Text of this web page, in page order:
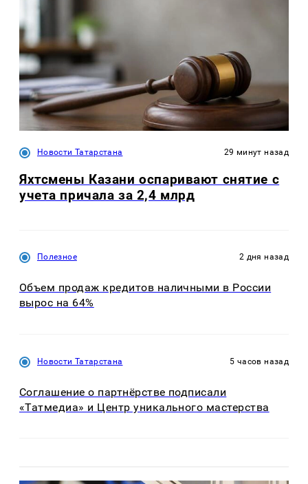
Новости Татарстана 29 минут назад
Яхтсмены Казани оспаривают снятие с
учета причала за 2,4 млрд
Полезное 2 дня назад
Объем продаж кредитов наличными в России
вырос на 64%
Новости Татарстана 5 часов назад
Соглашение о партнёрстве подписали
«Татмедиа» и Центр уникального мастерства